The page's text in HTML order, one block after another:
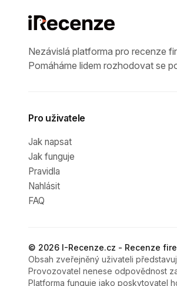
Nezávislá platforma pro recenze
Pomáháme lidem rozhodovat se
Pro uživatele
Jak napsat
Jak funguje
Pravidla
Nahlásit
FAQ
© 2026 I-Recenze.cz - Recenze
Obsah zveřejněný uživateli
Provozovatel nenese odpovědnost
Platforma funguje jako poskytovatel